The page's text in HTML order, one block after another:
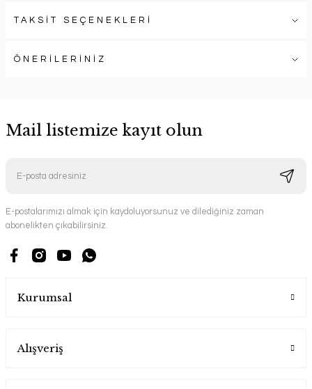
TAKSİT SEÇENEKLERİ
ÖNERİLERİNİZ
Mail listemize kayıt olun
E-postalarımızı almak için kaydoluyorsunuz ve dilediğiniz zaman
abonelikten çıkabilirsiniz.
Kurumsal
Alışveriş